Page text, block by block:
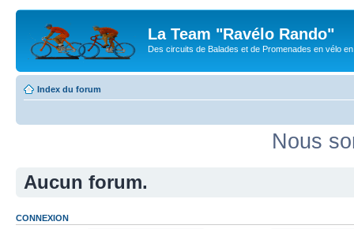
La Team "Ravélo Rando"
Des circuits de Balades et de Promenades en vélo
Index du forum
Nous
Aucun forum.
CONNEXION